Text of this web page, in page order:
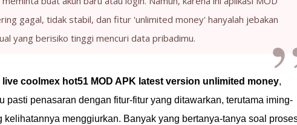
gagal, tidak stabil, dan fitur 'unlimited money' hanyalah jebakan
yang berisiko tinggi mencuri data pribadimu.
coolmex hot51 MOD APK latest version unlimited money,
pasti penasaran dengan fitur-fitur yang ditawarkan, terutama iming-
kelihatannya menggiurkan. Banyak yang bertanya-tanya soal